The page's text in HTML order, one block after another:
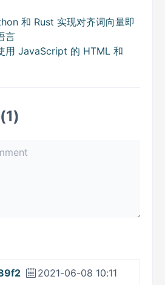
和 Rust 实现对齐词向量即
言
用 JavaScript 的 HTML 和
2021-06-08 10:11